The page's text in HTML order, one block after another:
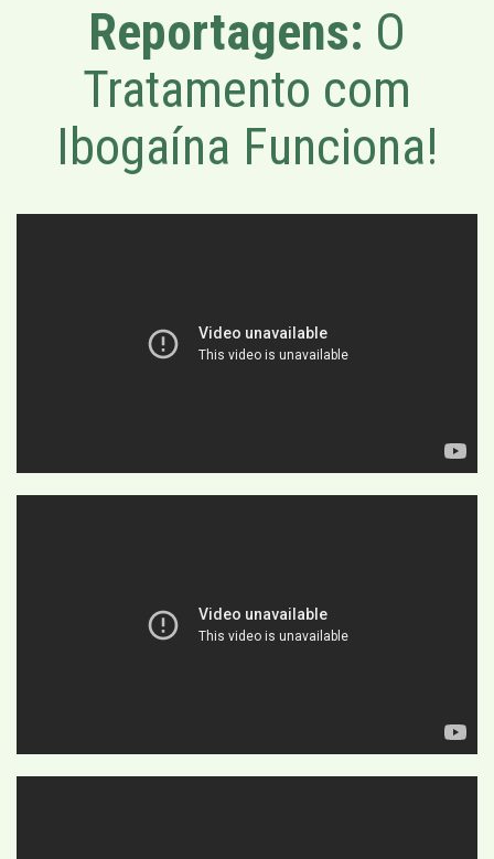
Reportagens: O
Tratamento com
Ibogaína Funciona!